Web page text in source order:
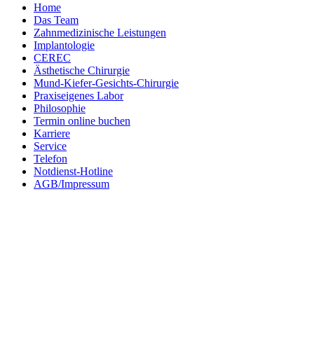
Home
Das Team
Zahnmedizinische Leistungen
Implantologie
CEREC
Ästhetische Chirurgie
Mund-Kiefer-Gesichts-Chirurgie
Praxiseigenes Labor
Philosophie
Termin online buchen
Karriere
Service
Telefon
Notdienst-Hotline
AGB/Impressum